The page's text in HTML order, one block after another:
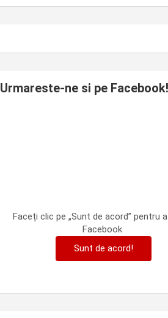
Urmareste-ne si pe Facebook!
Faceți clic pe „Sunt de acord” pentru
Facebook
Sunt de acord!